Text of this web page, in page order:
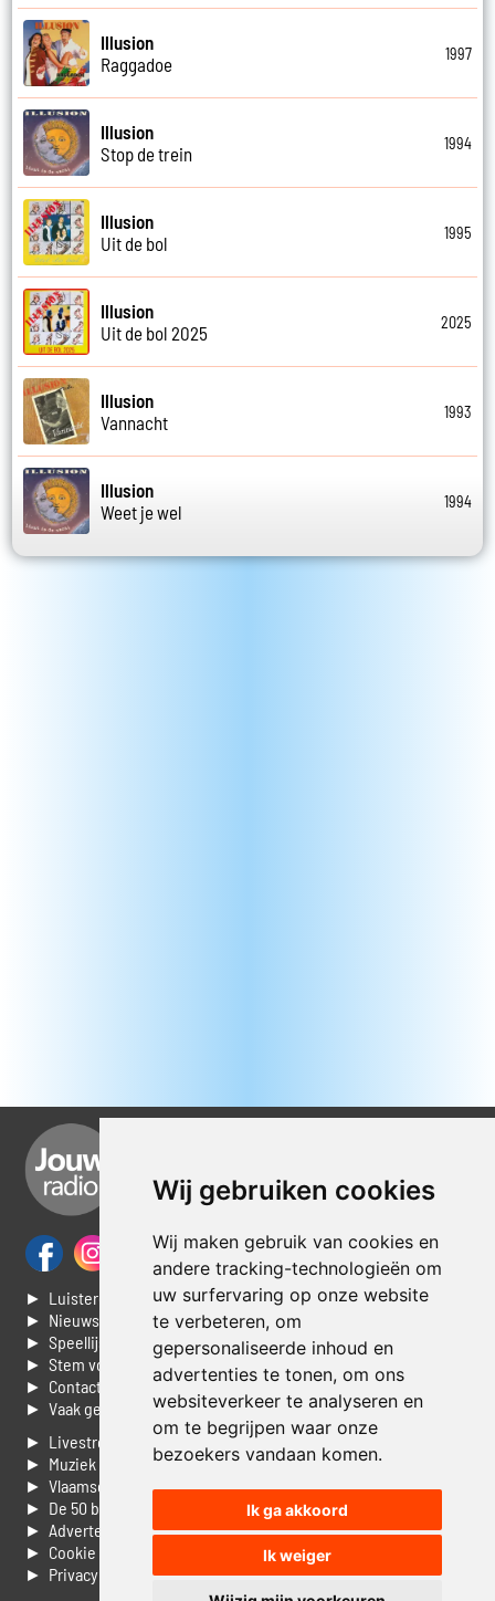
Wij gebruiken cookies
Wij maken gebruik van cookies en
andere tracking-technologieën om
uw surfervaring op onze website
te verbeteren, om
gepersonaliseerde inhoud en
advertenties te tonen, om ons
websiteverkeer te analyseren en
om te begrijpen waar onze
bezoekers vandaan komen.
Ik ga akkoord
Ik weiger
Illusion
Raggadoe
1997
Illusion
Stop de trein
1994
Illusion
Uit de bol
1995
Illusion
Uit de bol 2025
2025
Illusion
Vannacht
1993
Illusion
Weet je wel
1994
► Luisteren naar Jouwradio
► Nieuws
► Speellijst
► Stem voor de Dag top 3
► Contacteer ons
► Vaak gestelde vragen
► Livestream informatie
► Muziek opzoeken
► Vlaamse 100 Aller tijden
► De 50 beste van...
► Adverteren op Jouwradio
► Cookie voorkeuren wijzigen
► Privacyinformatie